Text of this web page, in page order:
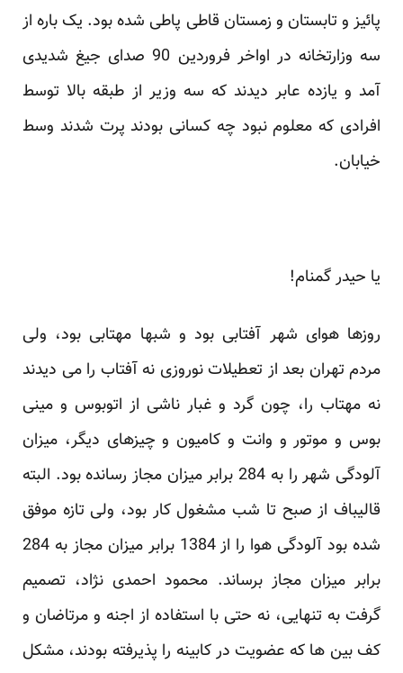
پائیز و تابستان و زمستان قاطی پاطی شده بود. یک باره از
سه وزارتخانه در اواخر فروردین 90 صدای جیغ شدیدی
آمد و یازده عابر دیدند که سه وزیر از طبقه بالا توسط
افرادی که معلوم نبود چه کسانی بودند پرت شدند وسط
خیابان.
یا حیدر گمنام!
روزها هوای شهر آفتابی بود و شبها مهتابی بود، ولی
مردم تهران بعد از تعطیلات نوروزی نه آفتاب را می دیدند
نه مهتاب را، چون گرد و غبار ناشی از اتوبوس و مینی
بوس و موتور و وانت و کامیون و چیزهای دیگر، میزان
آلودگی شهر را به 284 برابر میزان مجاز رسانده بود. البته
قالیباف از صبح تا شب مشغول کار بود، ولی تازه موفق
شده بود آلودگی هوا را از 1384 برابر میزان مجاز به 284
برابر میزان مجاز برساند. محمود احمدی نژاد، تصمیم
گرفت به تنهایی، نه حتی با استفاده از اجنه و مرتاضان و
کف بین ها که عضویت در کابینه را پذیرفته بودند، مشکل